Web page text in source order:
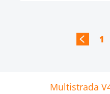
1
Multistrada